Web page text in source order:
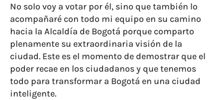
No solo voy a votar por él, sino que también lo
acompañaré con todo mi equipo en su camino
hacia la Alcaldía de Bogotá porque comparto
plenamente su extraordinaria visión de la
ciudad. Este es el momento de demostrar que el
poder recae en los ciudadanos y que tenemos
todo para transformar a Bogotá en una ciudad
inteligente.